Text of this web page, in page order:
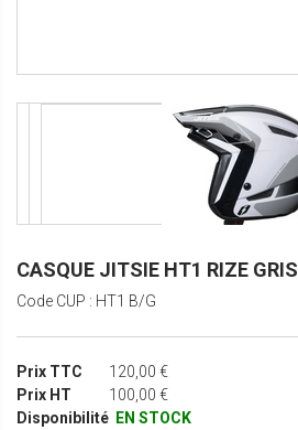
CASQUE JITSIE HT1 RIZE GRIS
Code CUP : HT1 B/G
Prix TTC
120,00 €
Prix HT
100,00 €
Disponibilité EN STOCK